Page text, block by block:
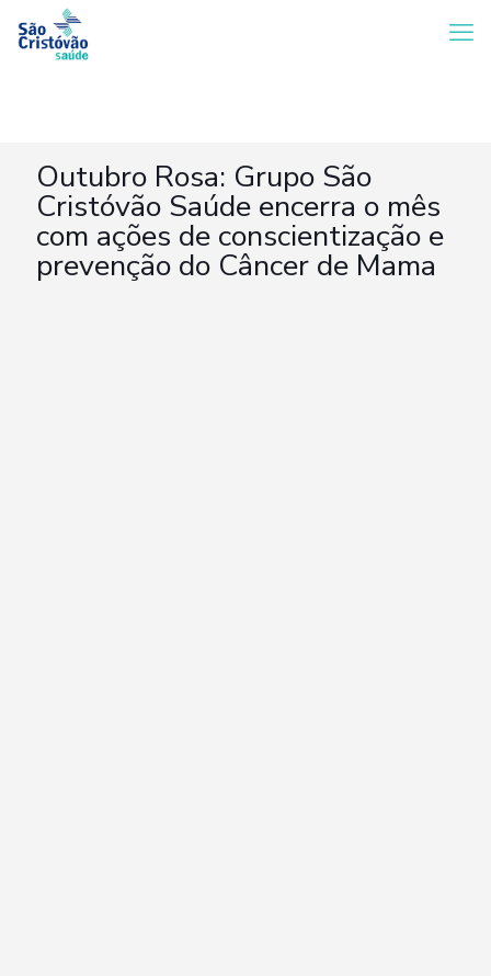
Outubro Rosa: Grupo São
Cristóvão Saúde encerra o mês
com ações de conscientização e
prevenção do Câncer de Mama